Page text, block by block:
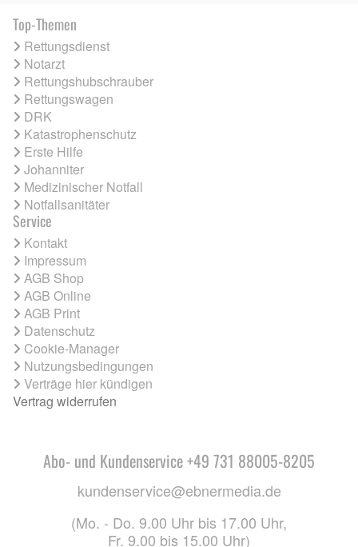
Top-Themen
Rettungsdienst
Notarzt
Rettungshubschrauber
Rettungswagen
DRK
Katastrophenschutz
Erste Hilfe
Johanniter
Medizinischer Notfall
Notfallsanitäter
Service
Kontakt
Impressum
AGB Shop
AGB Online
AGB Print
Datenschutz
Cookie-Manager
Nutzungsbedingungen
Verträge hier kündigen
Vertrag widerrufen
Abo- und Kundenservice +49 731 88005-8205
kundenservice@ebnermedia.de
(Mo. - Do. 9.00 Uhr bis 17.00 Uhr,
Fr. 9.00 bis 15.00 Uhr)